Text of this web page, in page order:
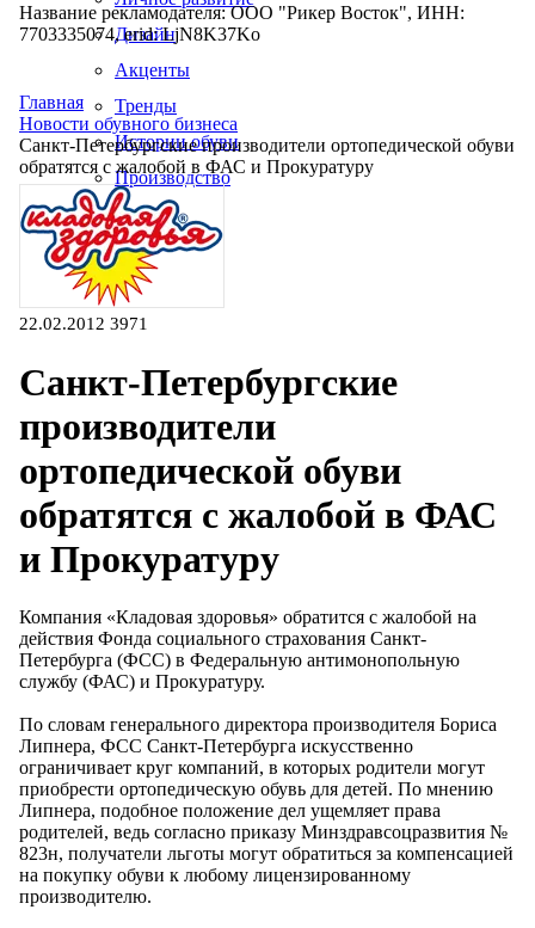
Дизайн
Акценты
Тренды
Истории обуви
Производство
Название рекламодателя: ООО "Рикер Восток", ИНН:
7703335074, erid: LjN8K37Ko
Главная
Новости обувного бизнеса
Санкт-Петербургские производители ортопедической обуви
обратятся с жалобой в ФАС и Прокуратуру
22.02.2012 3971
Санкт-Петербургские
производители
ортопедической обуви
обратятся с жалобой в ФАС
и Прокуратуру
Компания «Кладовая здоровья» обратится с жалобой на
действия Фонда социального страхования Санкт-
Петербурга (ФСС) в Федеральную антимонопольную
службу (ФАС) и Прокуратуру.
По словам генерального директора производителя Бориса
Липнера, ФСС Санкт-Петербурга искусственно
ограничивает круг компаний, в которых родители могут
приобрести ортопедическую обувь для детей. По мнению
Липнера, подобное положение дел ущемляет права
родителей, ведь согласно приказу Минздравсоцразвития №
823н, получатели льготы могут обратиться за компенсацией
на покупку обуви к любому лицензированному
производителю.